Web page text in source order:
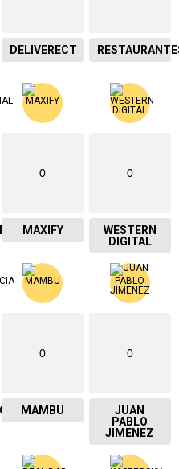
DELIVERECT
0
MAXIFY
0
WESTERN
DIGITAL
0
MAMBU
0
JUAN
PABLO
JIMENEZ